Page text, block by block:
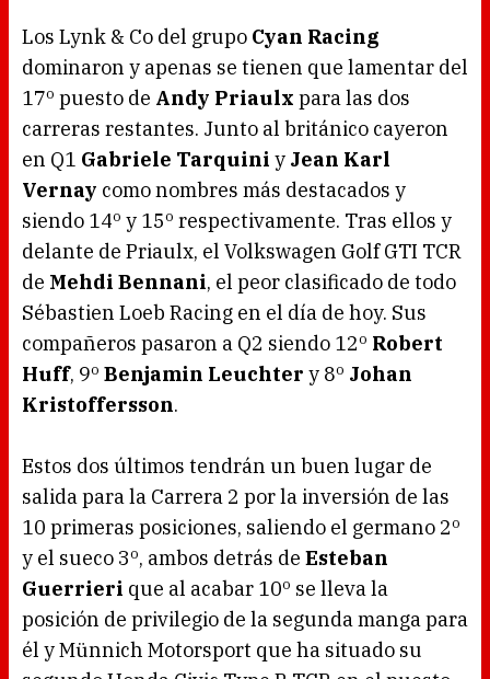
Los Lynk & Co del grupo Cyan Racing
dominaron y apenas se tienen que lamentar del
17º puesto de Andy Priaulx para las dos
carreras restantes. Junto al británico cayeron
en Q1 Gabriele Tarquini y Jean Karl
Vernay como nombres más destacados y
siendo 14º y 15º respectivamente. Tras ellos y
delante de Priaulx, el Volkswagen Golf GTI TCR
de Mehdi Bennani, el peor clasificado de todo
Sébastien Loeb Racing en el día de hoy. Sus
compañeros pasaron a Q2 siendo 12º Robert
Huff, 9º Benjamin Leuchter y 8º Johan
Kristoffersson.
Estos dos últimos tendrán un buen lugar de
salida para la Carrera 2 por la inversión de las
10 primeras posiciones, saliendo el germano 2º
y el sueco 3º, ambos detrás de Esteban
Guerrieri que al acabar 10º se lleva la
posición de privilegio de la segunda manga para
él y Münnich Motorsport que ha situado su